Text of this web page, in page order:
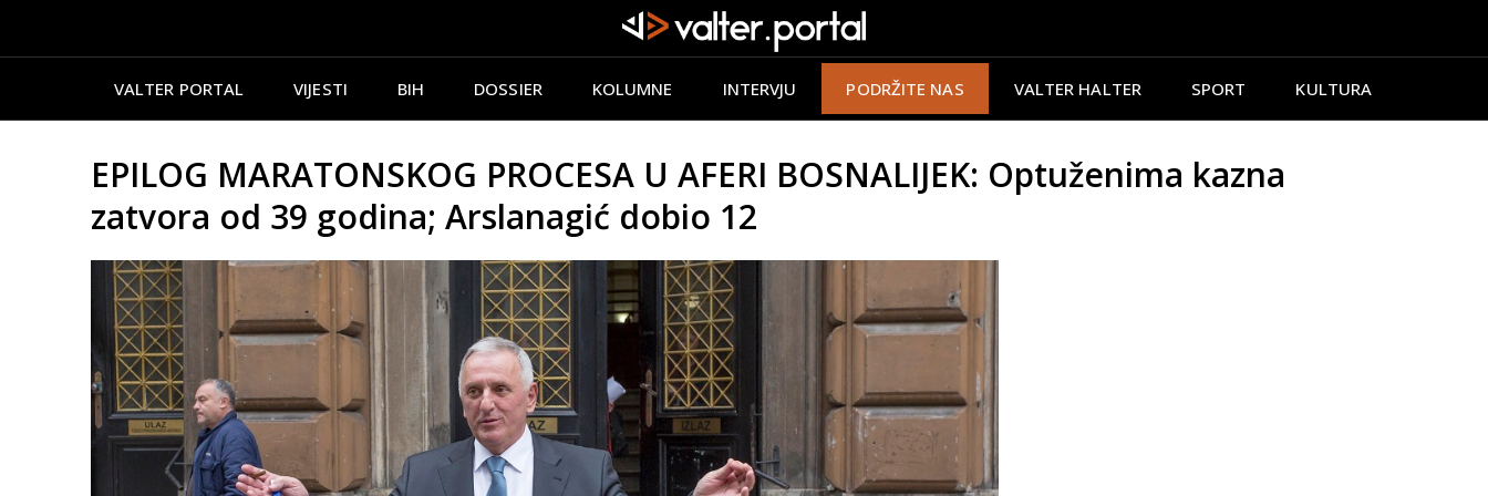
VALTER PORTAL VIJESTI BIH DOSSIER KOLUMNE INTERVJU PODRŽITE NAS VALTER HALTER SPORT KULTURA
EPILOG MARATONSKOG PROCESA U AFERI BOSNALIJEK: Optuženima kazna
zatvora od 39 godina; Arslanagić dobio 12